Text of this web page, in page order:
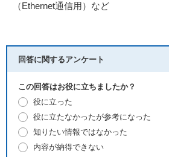
（Ethernet通信用）など
回答に関するアンケート
この回答はお役に立ちましたか？
役に立った
役に立たなかったが参考になった
知りたい情報ではなかった
内容が納得できない